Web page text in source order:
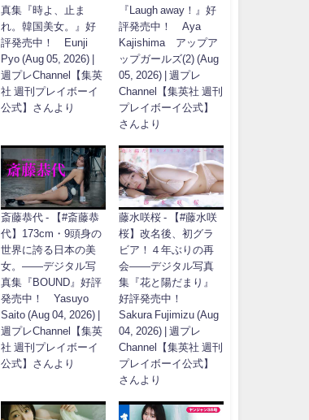
真集『時よ、止ま
れ。韓国美女。』好
評発売中！ Eunji
Pyo (Aug 05, 2026) |
週プレChannel【集英
社 週刊プレイボーイ
公式】さんより
『Laugh away！』好
評発売中！ Aya
Kajishima アップア
ップガールズ(2) (Aug
05, 2026) | 週プレ
Channel【集英社 週刊
プレイボーイ公式】
さんより
斎藤恭代 - 【#斎藤恭
代】173cm・9頭身の
世界に誇る日本の美
女。――デジタル写
真集『BOUND』好評
発売中！ Yasuyo
Saito (Aug 04, 2026) |
週プレChannel【集英
社 週刊プレイボーイ
公式】さんより
藤水咲桜 - 【#藤水咲
桜】改名後、初グラ
ビア！４年ぶりの再
会――デジタル写真
集『花と陽だまり』
好評発売中！
Sakura Fujimizu (Aug
04, 2026) | 週プレ
Channel【集英社 週刊
プレイボーイ公式】
さんより